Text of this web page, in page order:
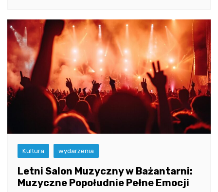
Kultura wydarzenia
Letni Salon Muzyczny w Bażantarni:
Muzyczne Popołudnie Pełne Emocji